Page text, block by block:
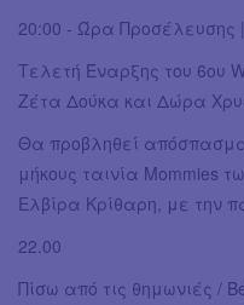
20:00 - Ώρα Προσέλευσης
Τελετή Έναρξης του 6ου
Ζέτα Δούκα και Δώρα
Θα προβληθεί
μήκους ταινία Μοmmies
Ελβίρα Κρίθαρη, με την
22.00
Πίσω από τις θημωνιές /